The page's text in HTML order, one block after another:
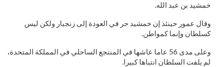
خمشيد بن عبد الله.
وقال عمور حينئذ إن خمشيد حر في العودة إلى زنجبار ولكن ليس
كسلطان وإنما كمواطن.
وعلى مدى 56 عاما عاشها في المنتجع الساحلي في المملكة المتحدة،
لم يلفت السلطان انتباها كبيرا.